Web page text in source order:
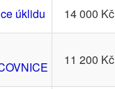
úklidu
14 000 Kč
11 200 Kč